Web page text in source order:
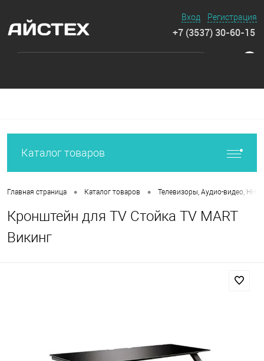
Вход Регистрация
+7 (3537) 30-60-15
Каталог товаров
Главная страница • Каталог товаров • Телевизоры, Аудио-видео, HI-FI
Кронштейн для TV Стойка TV MART
Викинг